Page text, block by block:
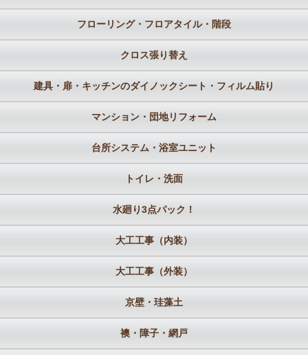
フローリング・フロアタイル・階段
クロス張り替え
建具・扉・キッチンのダイノックシート・フィルム貼り
マンション・団地リフォーム
台所システム・浴室ユニット
トイレ・洗面
水廻り3点パック！
大工工事（内装）
大工工事（外装）
京壁・珪藻土
襖・障子・網戸